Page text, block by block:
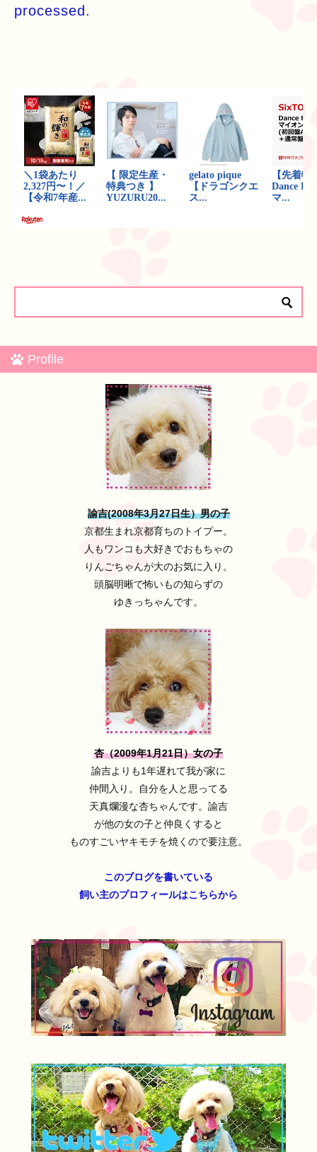
processed.
Profile
諭吉(2008年3月27日生）男の子
京都生まれ京都育ちのトイプー。
人もワンコも大好きでおもちゃの
りんごちゃんが大のお気に入り。
頭脳明晰で怖いもの知らずの
ゆきっちゃんです。
杏（2009年1月21日）女の子
諭吉よりも1年遅れて我が家に
仲間入り。自分を人と思ってる
天真爛漫な杏ちゃんです。諭吉
が他の女の子と仲良くすると
ものすごいヤキモチを焼くので要注意。
このブログを書いている
飼い主のプロフィールはこちらから